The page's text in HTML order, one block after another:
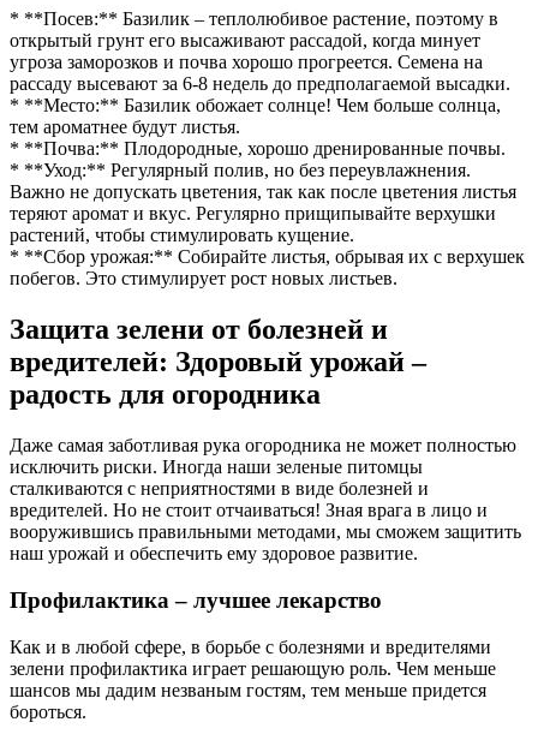
* **Посев:** Базилик – теплолюбивое растение, поэтому в
открытый грунт его высаживают рассадой, когда минует
угроза заморозков и почва хорошо прогреется. Семена на
рассаду высевают за 6-8 недель до предполагаемой высадки.
* **Место:** Базилик обожает солнце! Чем больше солнца,
тем ароматнее будут листья.
* **Почва:** Плодородные, хорошо дренированные почвы.
* **Уход:** Регулярный полив, но без переувлажнения.
Важно не допускать цветения, так как после цветения листья
теряют аромат и вкус. Регулярно прищипывайте верхушки
растений, чтобы стимулировать кущение.
* **Сбор урожая:** Собирайте листья, обрывая их с верхушек
побегов. Это стимулирует рост новых листьев.
Защита зелени от болезней и
вредителей: Здоровый урожай –
радость для огородника
Даже самая заботливая рука огородника не может полностью
исключить риски. Иногда наши зеленые питомцы
сталкиваются с неприятностями в виде болезней и
вредителей. Но не стоит отчаиваться! Зная врага в лицо и
вооружившись правильными методами, мы сможем защитить
наш урожай и обеспечить ему здоровое развитие.
Профилактика – лучшее лекарство
Как и в любой сфере, в борьбе с болезнями и вредителями
зелени профилактика играет решающую роль. Чем меньше
шансов мы дадим незваным гостям, тем меньше придется
бороться.